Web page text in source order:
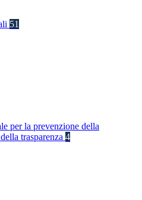
51
per la prevenzione della
trasparenza 4